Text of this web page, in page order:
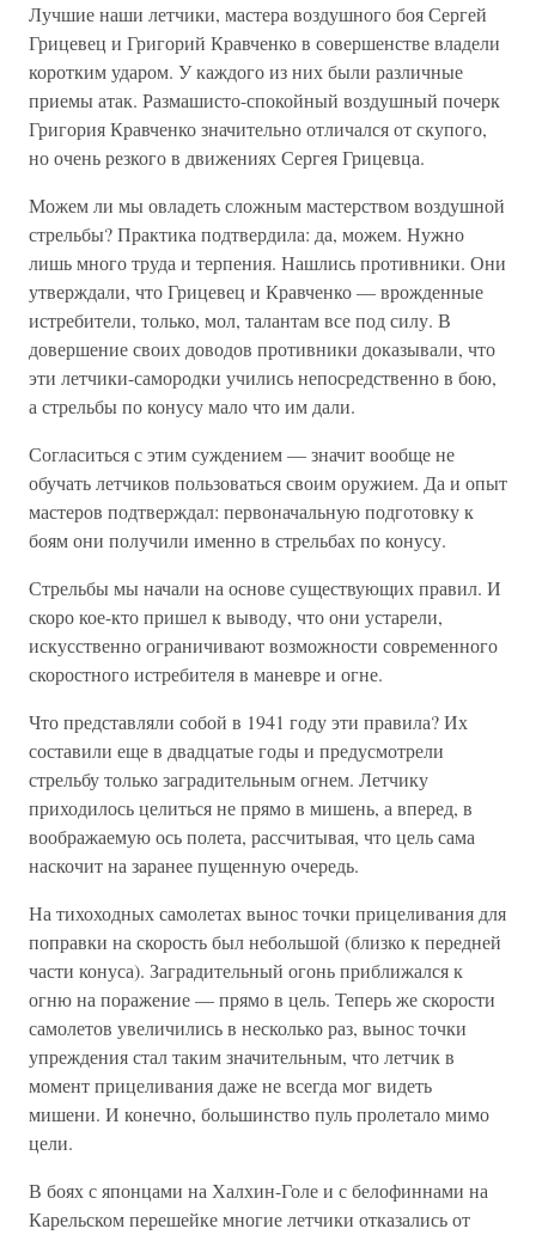
Лучшие наши летчики, мастера воздушного боя Сергей
Грицевец и Григорий Кравченко в совершенстве владели
коротким ударом. У каждого из них были различные
приемы атак. Размашисто-спокойный воздушный почерк
Григория Кравченко значительно отличался от скупого,
но очень резкого в движениях Сергея Грицевца.
Можем ли мы овладеть сложным мастерством воздушной
стрельбы? Практика подтвердила: да, можем. Нужно
лишь много труда и терпения. Нашлись противники. Они
утверждали, что Грицевец и Кравченко — врожденные
истребители, только, мол, талантам все под силу. В
довершение своих доводов противники доказывали, что
эти летчики-самородки учились непосредственно в бою,
а стрельбы по конусу мало что им дали.
Согласиться с этим суждением — значит вообще не
обучать летчиков пользоваться своим оружием. Да и опыт
мастеров подтверждал: первоначальную подготовку к
боям они получили именно в стрельбах по конусу.
Стрельбы мы начали на основе существующих правил. И
скоро кое-кто пришел к выводу, что они устарели,
искусственно ограничивают возможности современного
скоростного истребителя в маневре и огне.
Что представляли собой в 1941 году эти правила? Их
составили еще в двадцатые годы и предусмотрели
стрельбу только заградительным огнем. Летчику
приходилось целиться не прямо в мишень, а вперед, в
воображаемую ось полета, рассчитывая, что цель сама
наскочит на заранее пущенную очередь.
На тихоходных самолетах вынос точки прицеливания для
поправки на скорость был небольшой (близко к передней
части конуса). Заградительный огонь приближался к
огню на поражение — прямо в цель. Теперь же скорости
самолетов увеличились в несколько раз, вынос точки
упреждения стал таким значительным, что летчик в
момент прицеливания даже не всегда мог видеть
мишени. И конечно, большинство пуль пролетало мимо
цели.
В боях с японцами на Халхин-Голе и с белофиннами на
Карельском перешейке многие летчики отказались от